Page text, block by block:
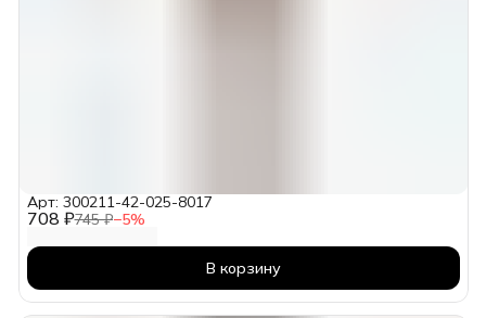
708 ₽745 ₽−5%
Арт: 300211-42-025-8017
В корзину